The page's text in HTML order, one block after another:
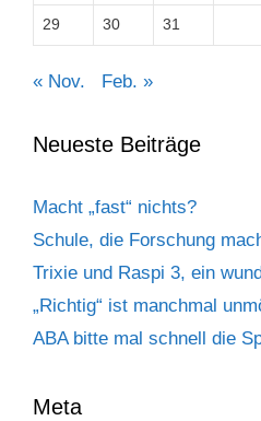
29 30 31
« Nov. Feb. »
Neueste Beiträge
Macht „fast“ nichts?
Schule, die Forschung
Trixie und Raspi 3, ein
„Richtig“ ist manchmal
ABA bitte mal schnell die
Meta